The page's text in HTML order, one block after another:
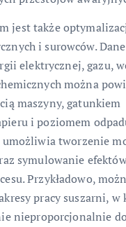
jest także
i surowców.
elektrycznej, gazu,
można
maszyny, gatunkiem
i poziomem
tworzenie
symulowanie
Przykładowo,
pracy suszarni, w
nieproporcjonalnie